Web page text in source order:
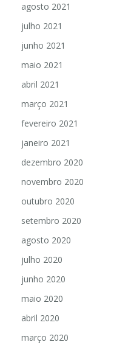
agosto 2021
julho 2021
junho 2021
maio 2021
abril 2021
março 2021
fevereiro 2021
janeiro 2021
dezembro 2020
novembro 2020
outubro 2020
setembro 2020
agosto 2020
julho 2020
junho 2020
maio 2020
abril 2020
março 2020